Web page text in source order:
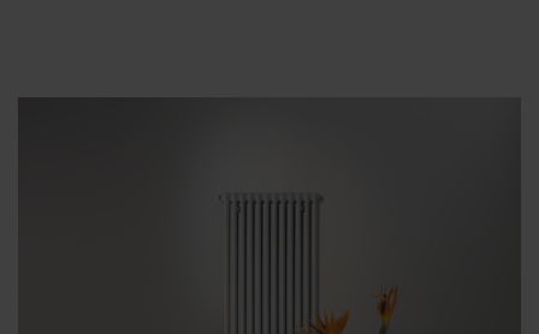
Zehnder Group UK Limited: Privacy Policy